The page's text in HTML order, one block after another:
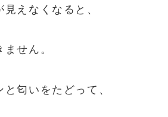
えなくなると、
せん。
匂いをたどって、